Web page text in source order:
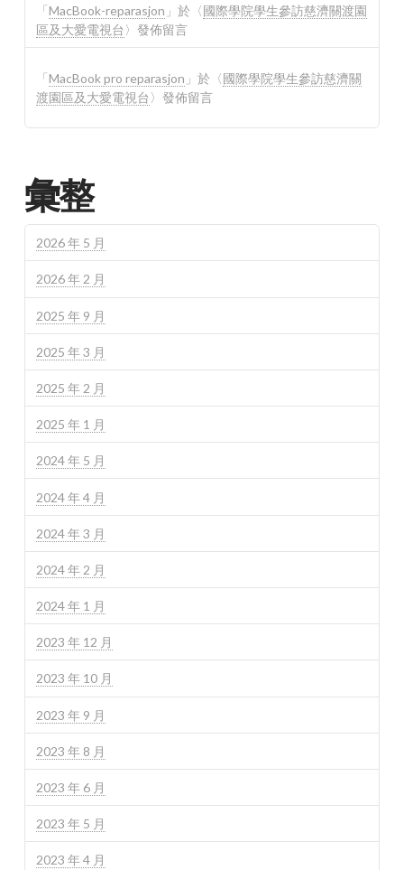
「MacBook-reparasjon 」於〈國際學院學生參訪慈濟關渡園
區及大愛電視台〉發佈留言
「MacBook pro reparasjon 」於〈國際學院學生參訪慈濟關
渡園區及大愛電視台〉發佈留言
彙整
2026 年 5 月
2026 年 2 月
2025 年 9 月
2025 年 3 月
2025 年 2 月
2025 年 1 月
2024 年 5 月
2024 年 4 月
2024 年 3 月
2024 年 2 月
2024 年 1 月
2023 年 12 月
2023 年 10 月
2023 年 9 月
2023 年 8 月
2023 年 6 月
2023 年 5 月
2023 年 4 月